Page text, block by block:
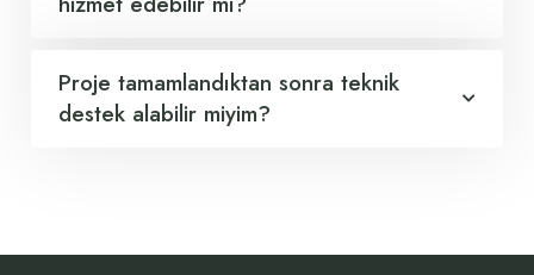
Proje tamamlandıktan sonra teknik
destek alabilir miyim?